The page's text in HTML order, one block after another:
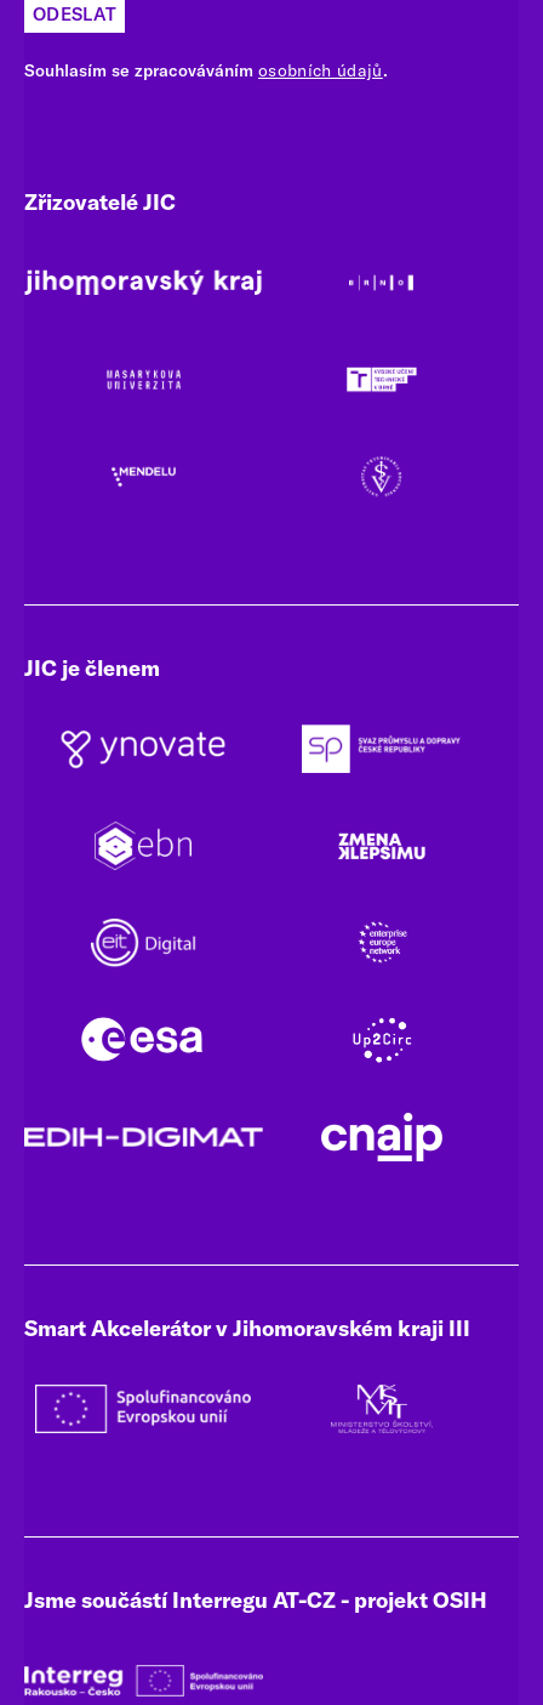
ODESLAT
Souhlasím se zpracováváním osobních údajů.
Zřizovatelé JIC
JIC je členem
Smart Akcelerátor v Jihomoravském kraji III
Jsme součástí Interregu AT-CZ - projekt OSIH